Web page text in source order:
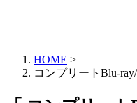
HOME >
コンプリートBlu-